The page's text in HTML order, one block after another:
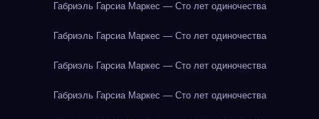
Габриэль Гарсиа Маркес — Сто лет одиночества
Габриэль Гарсиа Маркес — Сто лет одиночества
Габриэль Гарсиа Маркес — Сто лет одиночества
Габриэль Гарсиа Маркес — Сто лет одиночества